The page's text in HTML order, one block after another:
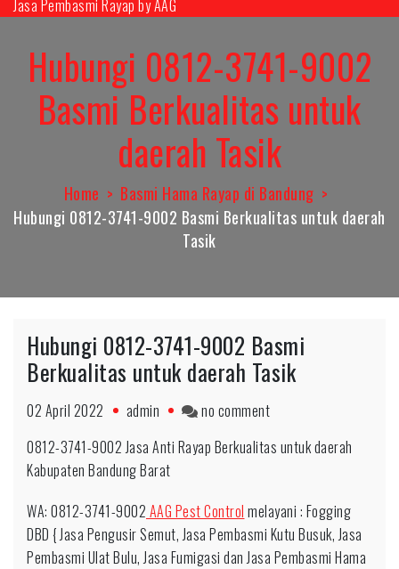
Skip
content
Jasa Pembasmi Rayap by AAG
Hubungi 0812-3741-9002
Basmi Berkualitas untuk
daerah Tasik
Home
Basmi Hama Rayap di Bandung
Hubungi 0812-3741-9002 Basmi Berkualitas untuk daerah
Tasik
Hubungi 0812-3741-9002 Basmi
Berkualitas untuk daerah Tasik
02 April 2022 admin no commenton
0812-
9002
Basmi
Berkualitas
0812-3741-9002 Jasa Anti Rayap Berkualitas untuk daerah
Kabupaten Bandung Barat
WA: 0812-3741-9002 AAG Pest Control melayani : Fogging
DBD { Jasa Pengusir Semut, Jasa Pembasmi Kutu Busuk, Jasa
Pembasmi Ulat Bulu, Jasa Fumigasi dan Jasa Pembasmi Hama